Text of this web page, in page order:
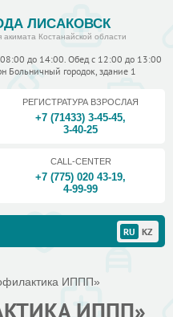
ЛИСАКОВСК
Костанайской области
до 14:00. Обед с 12:00 до 13:00
Больничный городок, здание 1
РЕГИСТРАТУРА ВЗРОСЛАЯ
+7 (71433) 3-45-45,
3-40-25
CALL-CENTER
+7 (775) 020 43-19,
4-99-99
RU KZ
ИППП»
ИППП»